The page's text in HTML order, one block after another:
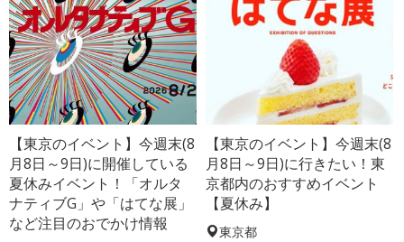
【東京のイベント】今週末(8
月8日～9日)に開催している
夏休みイベント！「オルタ
ナティブG」や「はてな展」
など注目のおでかけ情報
【東京のイベント】今週末(8
月8日～9日)に行きたい！東
京都内のおすすめイベント
【夏休み】
東京都